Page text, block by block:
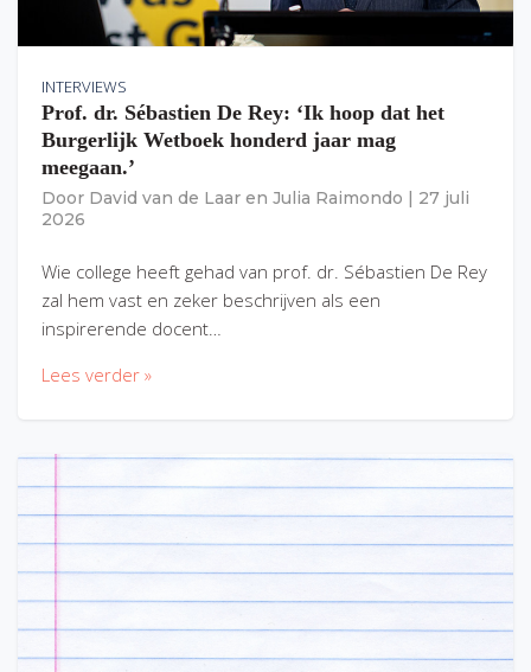
INTERVIEWS
Prof. dr. Sébastien De Rey: ‘Ik hoop dat het
Burgerlijk Wetboek honderd jaar mag
meegaan.’
Door David van de Laar en Julia Raimondo
27 juli
2026
Wie college heeft gehad van prof. dr. Sébastien De Rey
zal hem vast en zeker beschrijven als een
inspirerende docent…
Lees verder »